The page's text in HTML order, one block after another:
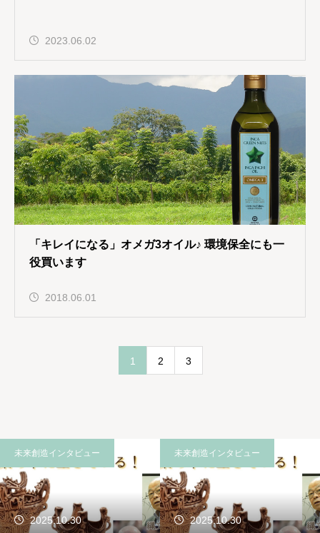
2023.06.02
「キレイになる」オメガ3オイル♪ 環境保全にも一
役買います
2018.06.01
1 2 3
未来創造インタビュー
2025.10.30
未来創造インタビュー
2025.10.30